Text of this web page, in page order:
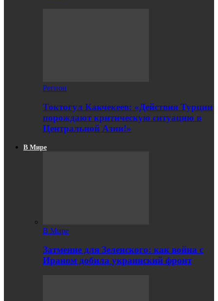
Регион
Токтогул Какчекеев: «Действия Турции
порождают критическую ситуацию в
Центральной Азии!»
В Мире
В Мире
Затмение для Зеленского: как война с
Ираном добила украинский фронт